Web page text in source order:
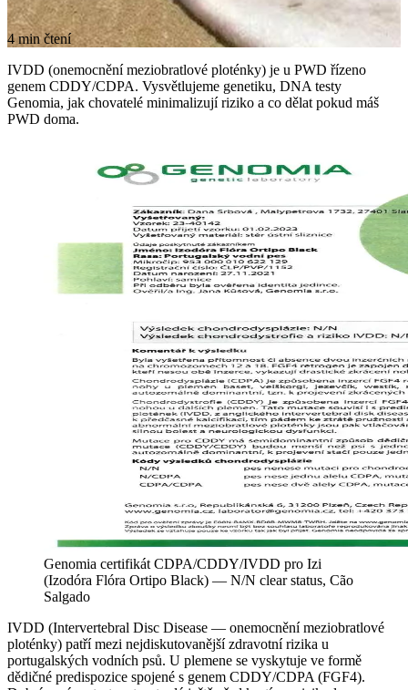
4 min čtení
IVDD (onemocnění meziobratlové ploténky) je u PWD řízeno
genem CDDY/CDPA. Vysvětlujeme genetiku, DNA testy
Genomia, jak chovatelé minimalizují riziko a co dělat pokud máš
PWD doma.
Genomia certifikát CDPA/CDDY/IVDD pro Izi
(Izodóra Flóra Ortipo Black) — N/N clear status, Cão
Salgado
IVDD (Intervertebral Disc Disease — onemocnění meziobratlové
ploténky) patří mezi nejdiskutovanější zdravotní rizika u
portugalských vodních psů. U plemene se vyskytuje ve formě
dědičné predispozice spojené s genem CDDY/CDPA (FGF4).